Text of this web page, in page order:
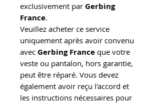
exclusivement par Gerbing
France.
Veuillez acheter ce service
uniquement après avoir convenu
avec Gerbing France que votre
veste ou pantalon, hors garantie,
peut être réparé. Vous devez
également avoir reçu l'accord et
les instructions nécessaires pour